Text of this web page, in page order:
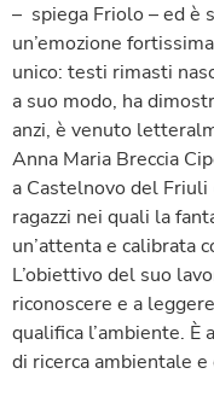
– spiega Friolo – ed è
un’emozione
unico: testi rimasti
a suo modo, ha
anzi, è venuto
Anna Maria Breccia
a Castelnovo del
ragazzi nei quali la
un’attenta e calibrata
L’obiettivo del suo
riconoscere e a
qualifica l’ambiente. È
di ricerca ambientale